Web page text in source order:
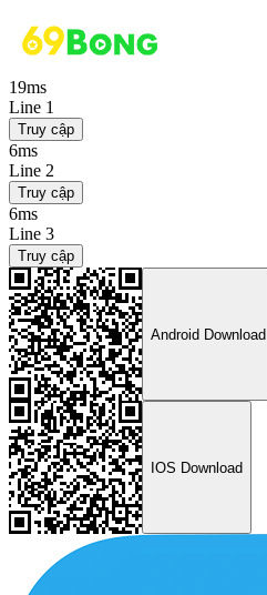
19ms
Line 1
Truy cập
6ms
Line 2
Truy cập
6ms
Line 3
Truy cập
Android Download
IOS Download